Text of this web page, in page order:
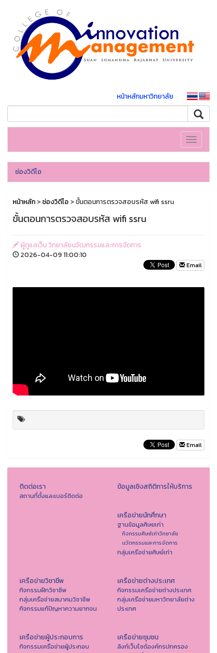
หน้าหลักมหาวิทยาลัย
Toggle
ช่องวิดีโอ
หน้าหลัก>ช่องวิดีโอ > ขั้นตอนการตรวจสอบรหัส wifi ssru
ขั้นตอนการตรวจสอบรหัส wifi ssru
ผู้ดูแลเว็บ วิทยาลัยนวัฒกรรมและการจัดการ
2026-04-09 11:00:10
Email
Email
ติดต่อเรา
สถานที่ตั้งและเบอร์ติดต่อ
ข้อมูลเชิงสถิติการให้บริการ
เครือข่ายนักศึกษา
ฐานข้อมูลศิษยเก่า
กิจกรรมศิษย์เก่าวิทยาลัย
นวัตกรรมและการจัดการ
กลุ่มเครือข่ายศิษย์เก่า
เครือข่ายวิชาชีพ
กิจกรรมฝึกวิชาชีพ
กลุ่มเครือข่ายสมาคมวิชาชีพ
กิจกรรมแก้ปัญหาความยากจน
เครือข่ายต่างประเทศ
กิจกรรมเครือข่ายต่างประเทศ
กลุ่มเครือข่ายมหาวิทยาลัยต่าง
ประเทศ
เครือข่ายผู้ประกอบการ
กิจกรรมเครือข่ายผู้ประกอบ
เครือข่ายชุมชน
ลิงก์เว็บไซต์องค์กรปกครอง